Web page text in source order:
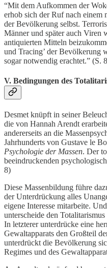
“Mit dem Aufkommen der
erhob sich der Ruf nach einem
der Bevölkerung selbst.
Männer und später auch Viren
antiquierten Mitteln
und Tracing’ der Bevölkerung
sogar notwendig erachtet.” (S.
V. Bedingungen des
Desmet knüpft in seiner
die von Hannah Arendt
andererseits an die
Jahrhunderts von Gustave le
Psychologie der Massen. Der
beeindruckenden
8)
Diese Massenbildung führe
der Unterdrückung alles
eigene Interesse mitarbeite.
unterscheide den
In letzterer unterdrücke eine
Gewaltapparats den Großteil
unterdrückt die Bevölkerung
Regimes und des